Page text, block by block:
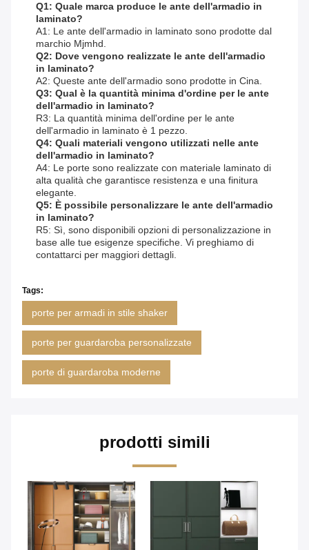
Q1: Quale marca produce le ante dell'armadio in
laminato?
A1: Le ante dell'armadio in laminato sono prodotte dal
marchio Mjmhd.
Q2: Dove vengono realizzate le ante dell'armadio
in laminato?
A2: Queste ante dell'armadio sono prodotte in Cina.
Q3: Qual è la quantità minima d'ordine per le ante
dell'armadio in laminato?
R3: La quantità minima dell'ordine per le ante
dell'armadio in laminato è 1 pezzo.
Q4: Quali materiali vengono utilizzati nelle ante
dell'armadio in laminato?
A4: Le porte sono realizzate con materiale laminato di
alta qualità che garantisce resistenza e una finitura
elegante.
Q5: È possibile personalizzare le ante dell'armadio
in laminato?
R5: Sì, sono disponibili opzioni di personalizzazione in
base alle tue esigenze specifiche. Vi preghiamo di
contattarci per maggiori dettagli.
Tags:
porte per armadi in stile shaker
porte per guardaroba personalizzate
porte di guardaroba moderne
prodotti simili